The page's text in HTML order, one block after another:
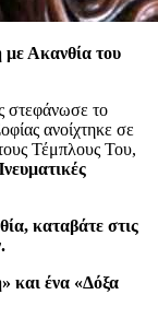
Ακανθία του
στεφάνωσε το
ανοίχτηκε σε
Τέμπλους Του,
καταβάτε στις
και ένα «Δόξα